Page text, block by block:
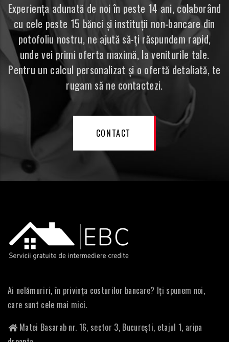
Experiența adunată de noi în peste 14 ani, colaborând
cu cele peste 15 bănci și instituții non-bancare din
potofoliu nostru, ne ajută să-ți răspundem rapid,
unde vei primi oferta maximă, la veniturile tale.
Pentru un calcul personalizat și o ofertă detaliată, te
rugam să ne contactezi.
CONTACT
Ai nelămuriri, în privința costurilor bancare? Iți spunem noi,
care sunt cele mai mici.
Matei Basarab nr. 16, sector 3, București, etajul 1, aripa